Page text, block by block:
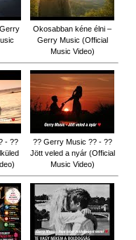
Okosabban kéne élni –
Gerry Music (Official
Music Video)
- ??
?? Gerry Music ?? - ??
Jött veled a nyár (Official
Music Video)